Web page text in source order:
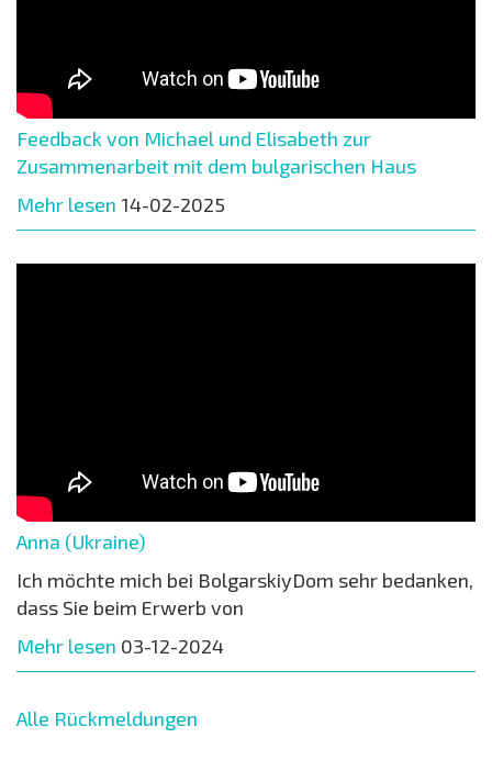
Feedback von Michael und Elisabeth zur
Zusammenarbeit mit dem bulgarischen Haus
Mehr lesen 14-02-2025
Anna (Ukraine)
Ich möchte mich bei BolgarskiyDom sehr bedanken,
dass Sie beim Erwerb von
Mehr lesen 03-12-2024
Alle Rückmeldungen